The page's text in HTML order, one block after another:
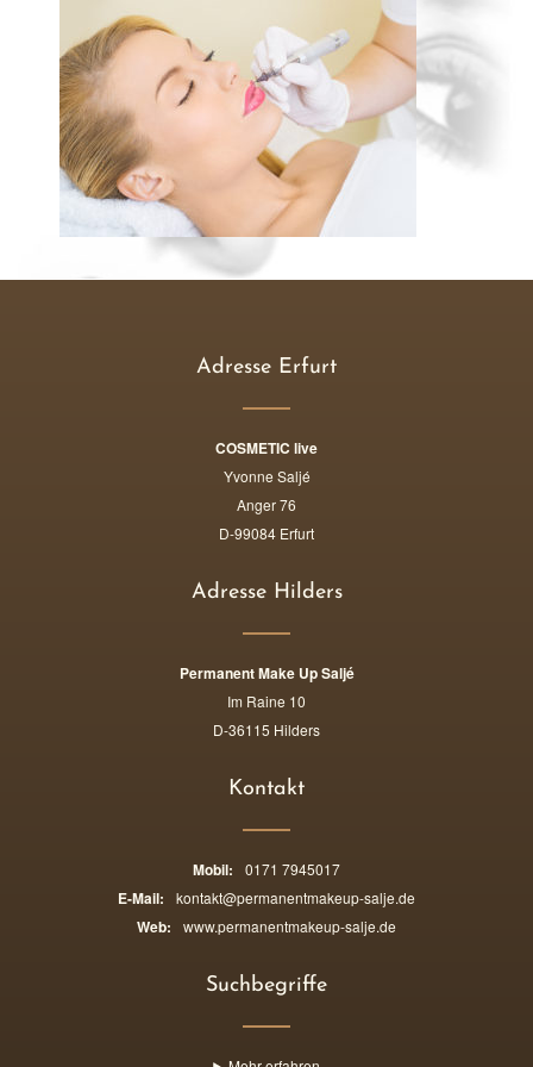
Adresse Erfurt
COSMETIC live
Yvonne Saljé
Anger 76
D-99084 Erfurt
Adresse Hilders
Permanent Make Up Saljé
Im Raine 10
D-36115 Hilders
Kontakt
Mobil: 0171 7945017
E-Mail: kontakt@permanentmakeup-salje.de
Web: www.permanentmakeup-salje.de
Suchbegriffe